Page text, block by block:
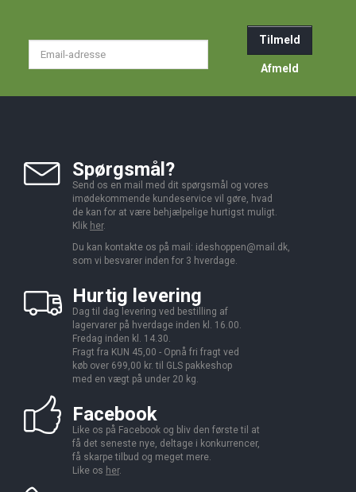
Tilmeld
Afmeld
Spørgsmål?
Send os en mail med dit spørgsmål og vores
imødekommende kundeservice vil gøre, hvad
de kan for at være behjælpelige hurtigst muligt.
Klik her.
Du kan kontakte os på mail: ideshoppen@mail.dk,
som vi besvarer inden for 3 hverdage.
Hurtig levering
Dag til dag levering ved bestilling af
lagervarer på hverdage inden kl. 16.00.
Fredag inden kl. 14.30.
Fragt fra KUN 45,00 - Opnå fri fragt ved
køb over 699,00 kr. til GLS pakkeshop
med en vægt på under 20 kg.
Facebook
Like os på Facebook og bliv den første til at
få det seneste nye, deltage i konkurrencer,
få skarpe tilbud og meget mere.
Like os her.